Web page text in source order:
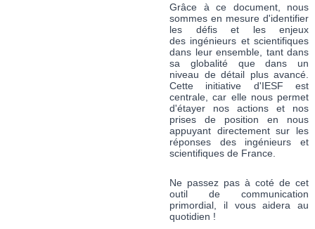
Grâce à ce document, nous
sommes en mesure d'identifier
les défis et les enjeux
des ingénieurs et scientifiques
dans leur ensemble, tant dans
sa globalité que dans un
niveau de détail plus avancé.
Cette initiative d'IESF est
centrale, car elle nous permet
d'étayer nos actions et nos
prises de position en nous
appuyant directement sur les
réponses des ingénieurs et
scientifiques de France.
Ne passez pas à coté de cet
outil de communication
primordial, il vous aidera au
quotidien !